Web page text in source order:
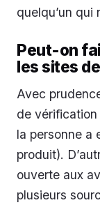
quelqu’un qui
Peut-on
les sites
Avec
de vérification
la personne a
produit).
ouverte aux
plusieurs